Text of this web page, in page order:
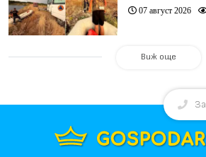
07 август 2026
Виж още